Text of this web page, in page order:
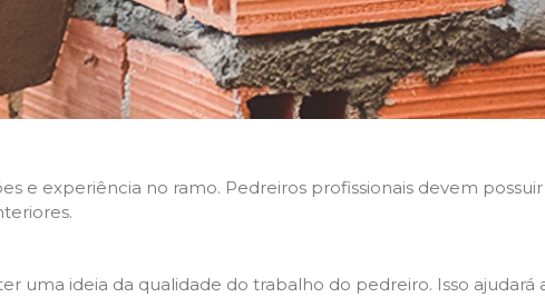
e experiência no ramo. Pedreiros profissionais devem
uma ideia da qualidade do trabalho do pedreiro. Isso ajudará